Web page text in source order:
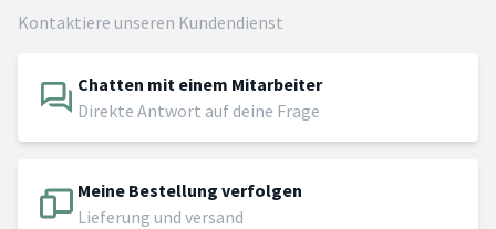
Kontaktiere unseren Kundendienst
Chatten mit einem Mitarbeiter
Direkte Antwort auf deine Frage
Meine Bestellung verfolgen
Lieferung und versand